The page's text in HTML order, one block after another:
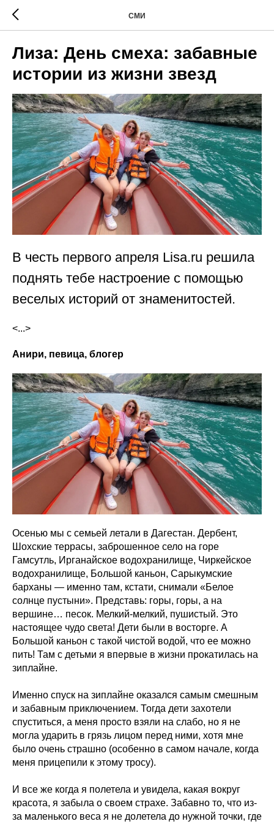
СМИ
Лиза: День смеха: забавные
истории из жизни звезд
В честь первого апреля Lisa.ru решила
поднять тебе настроение с помощью
веселых историй от знаменитостей.
<...>
Анири, певица, блогер
Осенью мы с семьей летали в Дагестан. Дербент,
Шохские террасы, заброшенное село на горе
Гамсутль, Ирганайское водохранилище, Чиркейское
водохранилище, Большой каньон, Сарыкумские
барханы — именно там, кстати, снимали «Белое
солнце пустыни». Представь: горы, горы, а на
вершине… песок. Мелкий-мелкий, пушистый. Это
настоящее чудо света! Дети были в восторге. А
Большой каньон с такой чистой водой, что ее можно
пить! Там с детьми я впервые в жизни прокатилась на
зиплайне.
Именно спуск на зиплайне оказался самым смешным
и забавным приключением. Тогда дети захотели
спуститься, а меня просто взяли на слабо, но я не
могла ударить в грязь лицом перед ними, хотя мне
было очень страшно (особенно в самом начале, когда
меня прицепили к этому тросу).
И все же когда я полетела и увидела, какая вокруг
красота, я забыла о своем страхе. Забавно то, что из-
за маленького веса я не долетела до нужной точки, где